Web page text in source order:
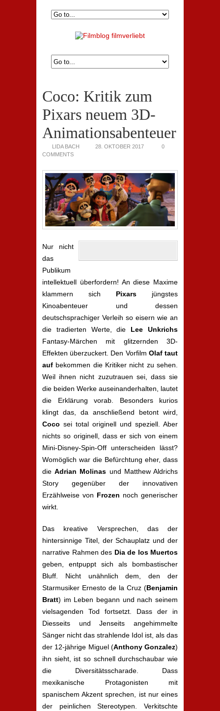
Coco: Kritik zum
Pixars neuem 3D-
Animationsabenteuer
LIDA BACH 28. OKTOBER 2017
0
COMMENTS
Nur nicht
das
Publikum
intellektuell überfordern! An diese Maxime
klammern sich Pixars jüngstes
Kinoabenteuer und dessen
deutschsprachiger Verleih so eisern wie an
die tradierten Werte, die Lee Unkrichs
Fantasy-Märchen mit glitzernden 3D-
Effekten überzuckert. Den Vorfilm Olaf taut
auf bekommen die Kritiker nicht zu sehen.
Weil ihnen nicht zuzutrauen sei, dass sie
die beiden Werke auseinanderhalten, lautet
die Erklärung vorab. Besonders kurios
klingt das, da anschließend betont wird,
Coco sei total originell und speziell. Aber
nichts so originell, dass er sich von einem
Mini-Disney-Spin-Off unterscheiden lässt?
Womöglich war die Befürchtung eher, dass
dieAdrian Molinas und Matthew Aldrichs
Story gegenüber der innovativen
Erzählweise von Frozen noch generischer
wirkt.
Das kreative Versprechen, das der
hintersinnige Titel, der Schauplatz und der
narrative Rahmen des Dia de los Muertos
geben, entpuppt sich als bombastischer
Bluff. Nicht unähnlich dem, den der
Starmusiker Ernesto de la Cruz (Benjamin
Bratt) im Leben begann und nach seinem
vielsagenden Tod fortsetzt. Dass der in
Diesseits und Jenseits angehimmelte
Sänger nicht das strahlende Idol ist, als das
der 12-jährige Miguel (Anthony Gonzalez)
ihn sieht, ist so schnell durchschaubar wie
die Diversitätsscharade. Dass
mexikanische Protagonisten mit
spanischem Akzent sprechen, ist nur eines
der peinlichen Stereotypen. Verkitschte